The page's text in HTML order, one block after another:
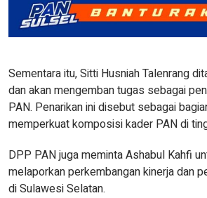
Sementara itu, Sitti Husniah Talenrang
dan akan mengemban tugas sebagai
PAN. Penarikan ini disebut sebagai
memperkuat komposisi kader PAN di
DPP PAN juga meminta Ashabul Kahfi
melaporkan perkembangan kinerja dan
di Sulawesi Selatan.